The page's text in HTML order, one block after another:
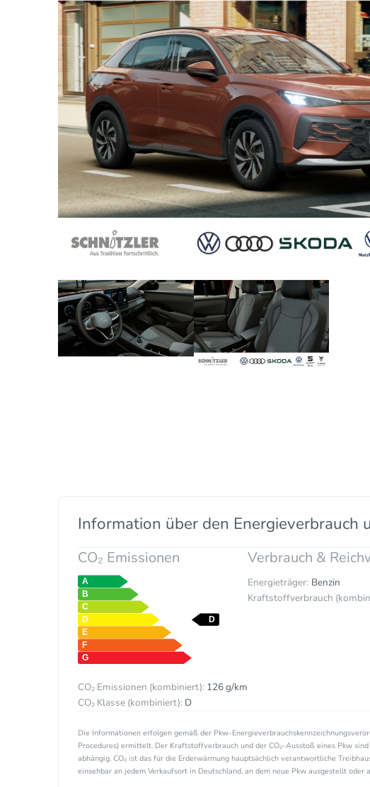
Information über den Energieverbrauch
CO₂ Emissionen
CO₂ Emissionen (kombiniert): 126 g/km
CO₂ Klasse (kombiniert): D
Verbrauch &
Energieträger: Benzin
Kraftstoffverbrauch
Die Informationen erfolgen gemäß der Pkw-
Procedures) ermittelt. Der Kraftstoffverbrauch und der CO₂-Ausstoß eines Pkw
abhängig. CO₂ ist das für die Erderwärmung hauptsächlich verantwortliche
einsehbar an jedem Verkaufsort in Deutschland, an dem neue Pkw ausgestellt